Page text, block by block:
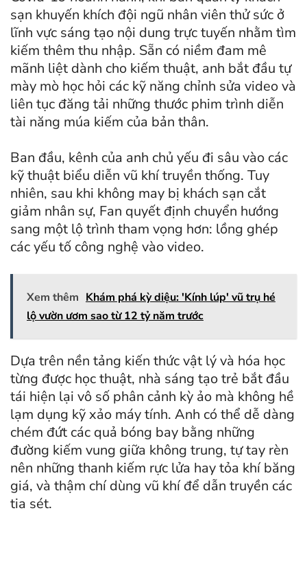
sạn khuyến khích đội ngũ nhân viên thử sức ở
lĩnh vực sáng tạo nội dung trực tuyến nhằm tìm
kiếm thêm thu nhập. Sẵn có niềm đam mê
mãnh liệt dành cho kiếm thuật, anh bắt đầu tự
mày mò học hỏi các kỹ năng chỉnh sửa video và
liên tục đăng tải những thước phim trình diễn
tài năng múa kiếm của bản thân.
Ban đầu, kênh của anh chủ yếu đi sâu vào các
kỹ thuật biểu diễn vũ khí truyền thống. Tuy
nhiên, sau khi không may bị khách sạn cắt
giảm nhân sự, Fan quyết định chuyển hướng
sang một lộ trình tham vọng hơn: lồng ghép
các yếu tố công nghệ vào video.
Xem thêm Khám phá kỳ diệu: 'Kính lúp' vũ trụ hé
lộ vườn ươm sao từ 12 tỷ năm trước
Dựa trên nền tảng kiến thức vật lý và hóa học
từng được học thuật, nhà sáng tạo trẻ bắt đầu
tái hiện lại vô số phân cảnh kỳ ảo mà không hề
lạm dụng kỹ xảo máy tính. Anh có thể dễ dàng
chém đứt các quả bóng bay bằng những
đường kiếm vung giữa không trung, tự tay rèn
nên những thanh kiếm rực lửa hay tỏa khí băng
giá, và thậm chí dùng vũ khí để dẫn truyền các
tia sét.